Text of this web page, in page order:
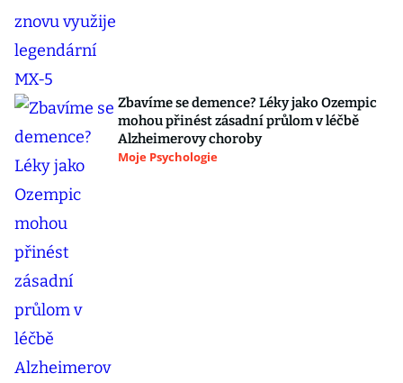
Zbavíme se demence? Léky jako Ozempic
mohou přinést zásadní průlom v léčbě
Alzheimerovy choroby
Moje Psychologie